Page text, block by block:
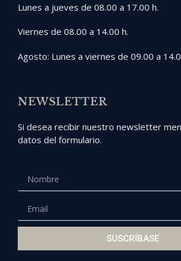
Lunes a jueves de 08.00 a 17.00 h.
Viernes de 08.00 a 14.00 h.
Agosto: Lunes a viernes de 09.00 a
NEWSLETTER
Si desea recibir nuestro newsletter
datos del formulario.
SUSCRÍBASE